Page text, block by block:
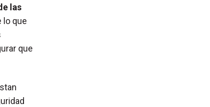
las
lo que
que